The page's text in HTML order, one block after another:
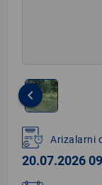
1
of
1
keyboard_arrow_left
Arizalarni
20.07.2026